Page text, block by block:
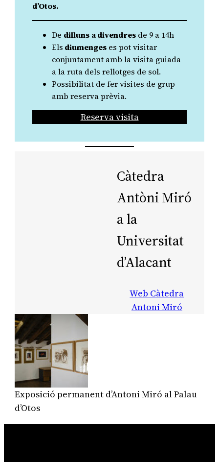
d’Otos.
De dilluns a divendres de 9 a 14h
Els diumenges es pot visitar
conjuntament amb la visita guiada
a la ruta dels rellotges de sol.
Possibilitat de fer visites de grup
amb reserva prèvia.
Reserva visita
Càtedra
Antòni Miró
a la
Universitat
d’Alacant
Web Càtedra
Antoni Miró
Exposició permanent d’Antoni Miró al Palau
d’Otos